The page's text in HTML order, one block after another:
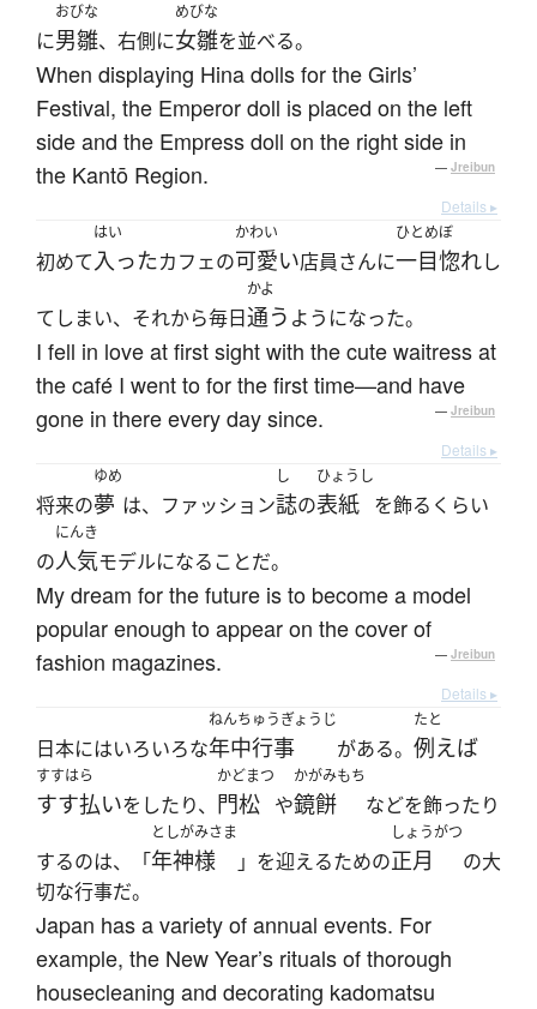
に
おびな
男雛、右側に
めびな
女雛を並べる。
When displaying Hina dolls for the Girls’
Festival, the Emperor doll is placed on the left
side and the Empress doll on the right side in
the Kantō Region.
— Jreibun
Details ▸
初めて
はい
入ったカフェの
かわい
可愛い店員さんに
ひとめぼ
一目惚れし
てしまい、それから毎日
かよ
通う ようになった。
I fell in love at first sight with the cute waitress at
the café I went to for the first time—and have
gone in there every day since.
— Jreibun
Details ▸
将来の
ゆめ
夢 は、ファッション
し
誌の
ひょうし
表紙 を飾るくらい
の
にんき
人気モデルになることだ。
My dream for the future is to become a model
popular enough to appear on the cover of
fashion magazines.
— Jreibun
Details ▸
日本にはいろいろな
ねんちゅうぎょうじ
年中行事 がある。
たと
例えば
すすはら
すす払いをしたり、
かどまつ
門松 や
かがみもち
鏡餅 などを飾ったり
するのは、「
としがみさま
年神様 」を迎えるための
しょうがつ
正月
の大
切な行事だ。
Japan has a variety of annual events. For
example, the New Year’s rituals of thorough
housecleaning and decorating kadomatsu